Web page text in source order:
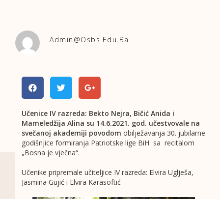
Admin@osbs.edu.ba
Učenice IV razreda: Bekto Nejra, Bičić Anida i
Mameledžija Alina su 14.6.2021. god. učestvovale na
svečanoj akademiji povodom obilježavanja 30. jubilarne
godišnjice formiranja Patriotske lige BiH sa recitalom
„Bosna je vječna“.
Učenike pripremale učiteljice IV razreda: Elvira Uglješa,
Jasmina Gujić i Elvira Karasoftić